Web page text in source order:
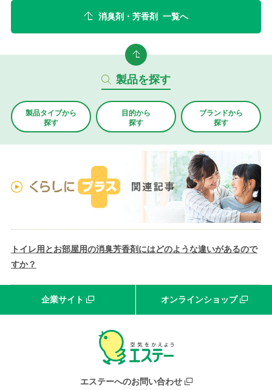
消臭剤・芳香剤 一覧へ
製品を探す
製品タイプから
探す
目的から
探す
ブランドから
探す
トイレ用とお部屋用の消臭芳香剤にはどのような違いがあるので
すか？
企業サイト オンラインショップ
エステーへのお問い合わせ